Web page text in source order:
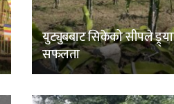
युट्युबबाट सिकेको सीपले
सफलता